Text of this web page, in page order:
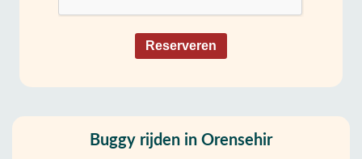
Reserveren
Buggy rijden in Orensehir